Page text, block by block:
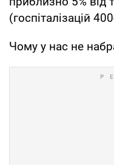
(госпіталізацій
Чому у нас не